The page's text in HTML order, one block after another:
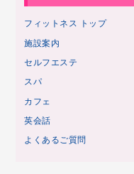
フィットネス トップ
施設案内
セルフエステ
スパ
カフェ
英会話
よくあるご質問